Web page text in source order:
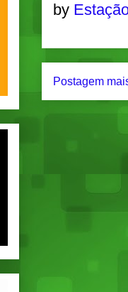
by
Postagem